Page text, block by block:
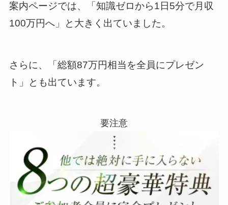
案内ページでは、「知識ゼロから1日5分で月収
100万円へ」と大きく出ていました。
さらに、「総額87万円相当を全員にプレゼン
ト」とも出ています。